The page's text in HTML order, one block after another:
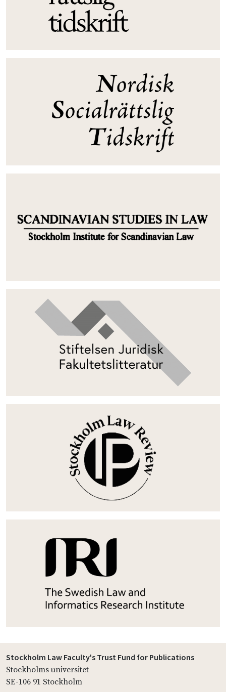
Stockholm Law Faculty's Trust Fund for Publications
Stockholms universitet
SE-106 91 Stockholm